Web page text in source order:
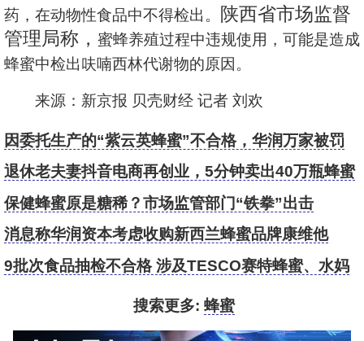
药，在动物性食品中不得检出。 陕西省市场监督
管理局称， 蜜蜂养殖过程中违规使用，可能是造成
蜂蜜中检出呋喃西林代谢物的原因。
来源：新京报 贝壳财经 记者 刘欢
因委托生产的“紫云英蜂蜜”不合格，华润万家被罚
5.5万元
退休老夫妻抖音电商再创业，5分钟卖出40万瓶蜂蜜
保健蜂蜜原是糖稀？市场监管部门“铁拳”出击
消息称华润资本考虑收购新西兰蜂蜜品牌康维他
9批次食品抽检不合格 涉及TESCO赛特蜂蜜、水妈
搜索更多: 蜂蜜